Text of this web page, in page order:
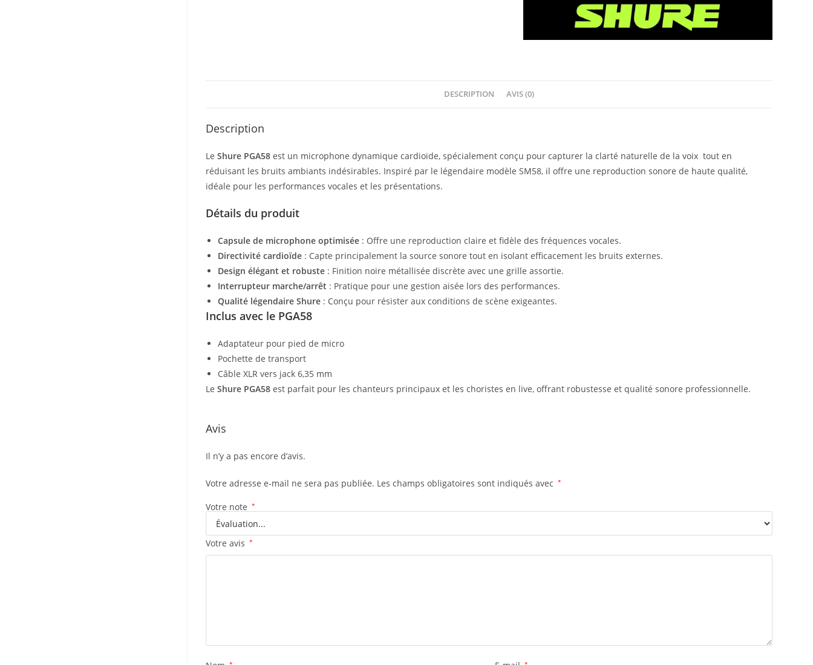
DESCRIPTION AVIS (0)
Description
LeShure PGA58 est un microphone dynamique cardioïde, spécialement conçu pour capturer la clarté naturelle de la voix tout en
réduisant les bruits ambiants indésirables. Inspiré par le légendaire modèle SM58, il offre une reproduction sonore de haute qualité,
idéale pour les performances vocales et les présentations.
Détails du produit
Capsule de microphone optimisée : Offre une reproduction claire et fidèle des fréquences vocales.
Directivité cardioïde : Capte principalement la source sonore tout en isolant efficacement les bruits externes.
Design élégant et robuste : Finition noire métallisée discrète avec une grille assortie.
Interrupteur marche/arrêt : Pratique pour une gestion aisée lors des performances.
Qualité légendaire Shure : Conçu pour résister aux conditions de scène exigeantes.
Inclus avec le PGA58
Adaptateur pour pied de micro
Pochette de transport
Câble XLR vers jack 6,35 mm
LeShure PGA58 est parfait pour les chanteurs principaux et les choristes en live, offrant robustesse et qualité sonore professionnelle.
Avis
Il n’y a pas encore d’avis.
Votre adresse e-mail ne sera pas publiée. Les champs obligatoires sont indiqués avec *
Votre note *
Votre avis *